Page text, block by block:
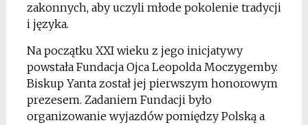
zakonnych, aby uczyli młode pokolenie tradycji
i języka.
Na początku XXI wieku z jego inicjatywy
powstała Fundacja Ojca Leopolda Moczygemby.
Biskup Yanta został jej pierwszym honorowym
prezesem. Zadaniem Fundacji było
organizowanie wyjazdów pomiędzy Polską a